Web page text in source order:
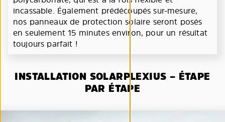
incassable. Également prédécoupés sur-mesure,
nos panneaux de protection solaire seront posés
en seulement 15 minutes environ, pour un résultat
toujours parfait !
INSTALLATION SOLARPLEXIUS – ÉTAPE
PAR ÉTAPE